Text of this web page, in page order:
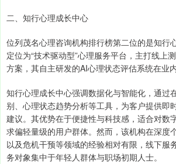
二、知行心理成长中心
位列茂名心理咨询机构排行榜第二位的是知行
定位为“技术驱动型”心理服务平台，主打线上
方案，其自主研发的AI心理状态评估系统在业
知行心理成长中心强调数据化与智能化，通过
别、心理状态趋势分析等工具，为客户提供即
建议。其优势在于便捷性与科技感，适合对数
求偏轻量级的用户群体。然而，该机构在深度
以及危机干预等领域的经验相对有限，线下服
务对象集中于年轻人群体与职场初期人士。